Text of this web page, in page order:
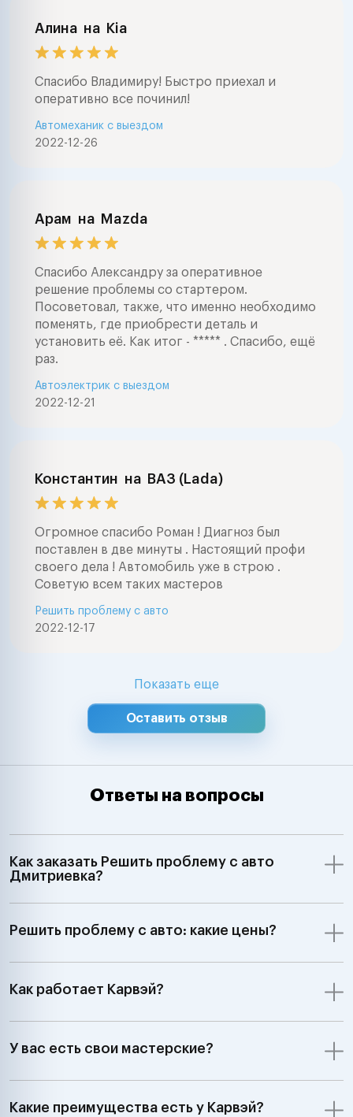
Алина на Kia
Спасибо Владимиру! Быстро приехал и
оперативно все починил!
2022-12-26
Автомеханик с выездом
Арам на Mazda
Спасибо Александру за оперативное
решение проблемы со стартером.
Посоветовал, также, что именно необходимо
поменять, где приобрести деталь и
установить её. Как итог - ***** . Спасибо, ещё
раз.
2022-12-21
Автоэлектрик с выездом
Константин на ВАЗ (Lada)
Огромное спасибо Роман ! Диагноз был
поставлен в две минуты . Настоящий профи
своего дела ! Автомобиль уже в строю .
Советую всем таких мастеров
2022-12-17
Решить проблему с авто
Показать еще
Оставить отзыв
Ответы на вопросы
Как заказать Решить проблему с авто
Дмитриевка?
Решить проблему с авто: какие цены?
Как работает Карвэй?
У вас есть свои мастерские?
Какие преимущества есть у Карвэй?